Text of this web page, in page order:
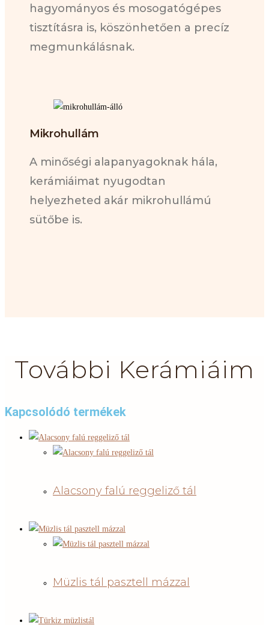
hagyományos és mosogatógépes
tisztításra is, köszönhetően a precíz
megmunkálásnak.
Mikrohullám
A minőségi alapanyagoknak hála,
kerámiáimat nyugodtan
helyezheted akár mikrohullámú
sütőbe is.
További Kerámiáim
Kapcsolódó termékek
Alacsony falú reggeliző tál
Müzlis tál pasztell mázzal